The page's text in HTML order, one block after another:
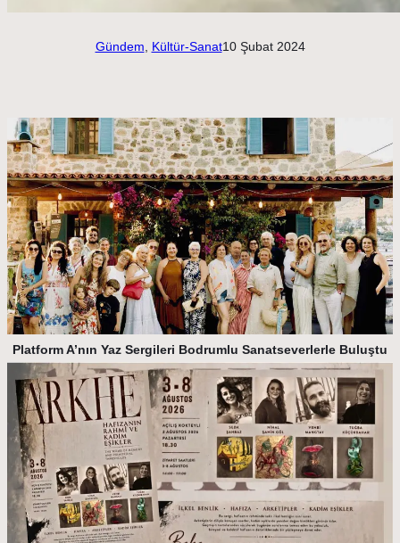
Gündem Kültür-Sanat10 Şubat 2024
Platform A’nın Yaz Sergileri Bodrumlu Sanatseverlerle Buluştu